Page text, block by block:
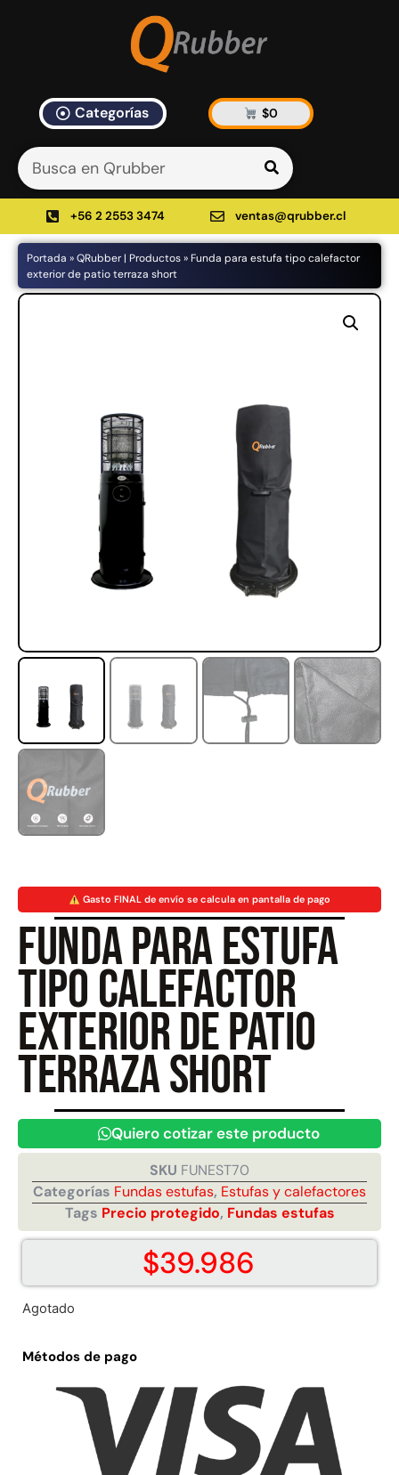
Categorías $0
+56 2 2553 3474 ventas@qrubber.cl
Portada »QRubber | Productos» Funda para estufa tipo calefactor
exterior de patio terraza short
Gasto FINAL de envío se calcula en pantalla de pago
Funda para estufa
tipo calefactor
exterior de patio
terraza short
Quiero cotizar este producto
SKU FUNEST70
Categorías Fundas estufas, Estufas y calefactores
Tags Precio protegido, Fundas estufas
$39.986
Agotado
Métodos de pago
Artículos Blog
535 results found in 9ms
Filtrar
Productos
Rampa Móvil Hidráulica
22.711.412
11.790.000
Juego Modular 35
QplayGround
5.926.486
Leer más
$4.859.984
Leer más
50%
$9.558.557
$4.790.000
Agregar al carrito
Juego Modular 02
Leer más
Juego Modular 01
$
Leer más
37%